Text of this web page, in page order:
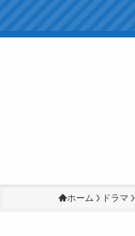
ホーム ドラマ